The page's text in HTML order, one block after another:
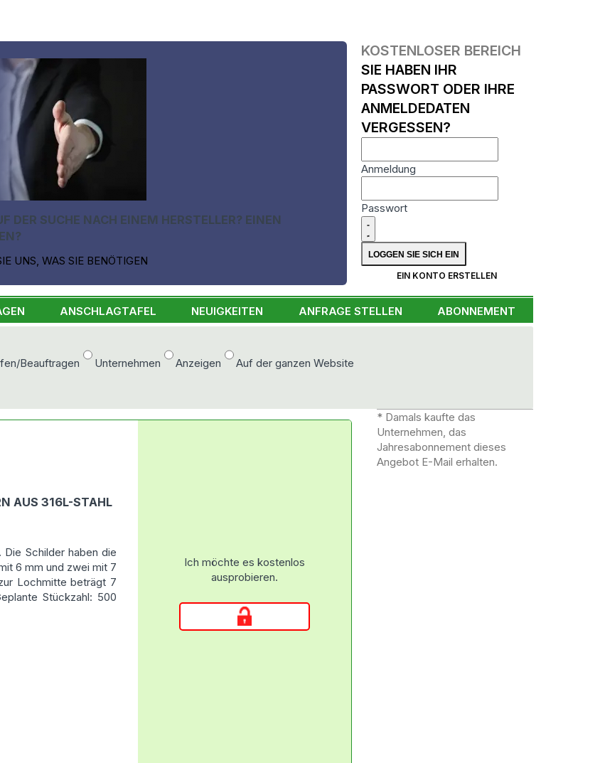
DER SUCHE NACH EINEM HERSTELLER? EINEN
UNS, WAS SIE BENÖTIGEN
KOSTENLOSER BEREICH
SIE HABEN IHR
PASSWORT ODER IHRE
ANMELDEDATEN
VERGESSEN?
Anmeldung
Passwort
EIN KONTO ERSTELLEN
ANSCHLAGTAFEL NEUIGKEITEN ANFRAGE STELLEN ABONNEMENT
Beauftragen Unternehmen Anzeigen Auf der ganzen Website
AUS 316L-STAHL
Schilder haben die
6 mm und zwei mit 7
Lochmitte beträgt 7
Stückzahl: 500
Ich möchte es kostenlos
ausprobieren.
* Damals kaufte das
Unternehmen, das
Jahresabonnement dieses
Angebot E-Mail erhalten.